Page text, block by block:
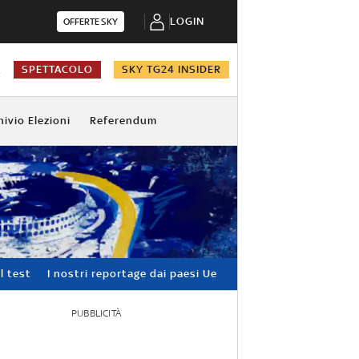
OFFERTE SKY LOGIN
SPETTACOLO SKY TG24 INSIDER
Elezioni Referendum
test I nostri reportage dai paesi Ue
PUBBLICITÀ